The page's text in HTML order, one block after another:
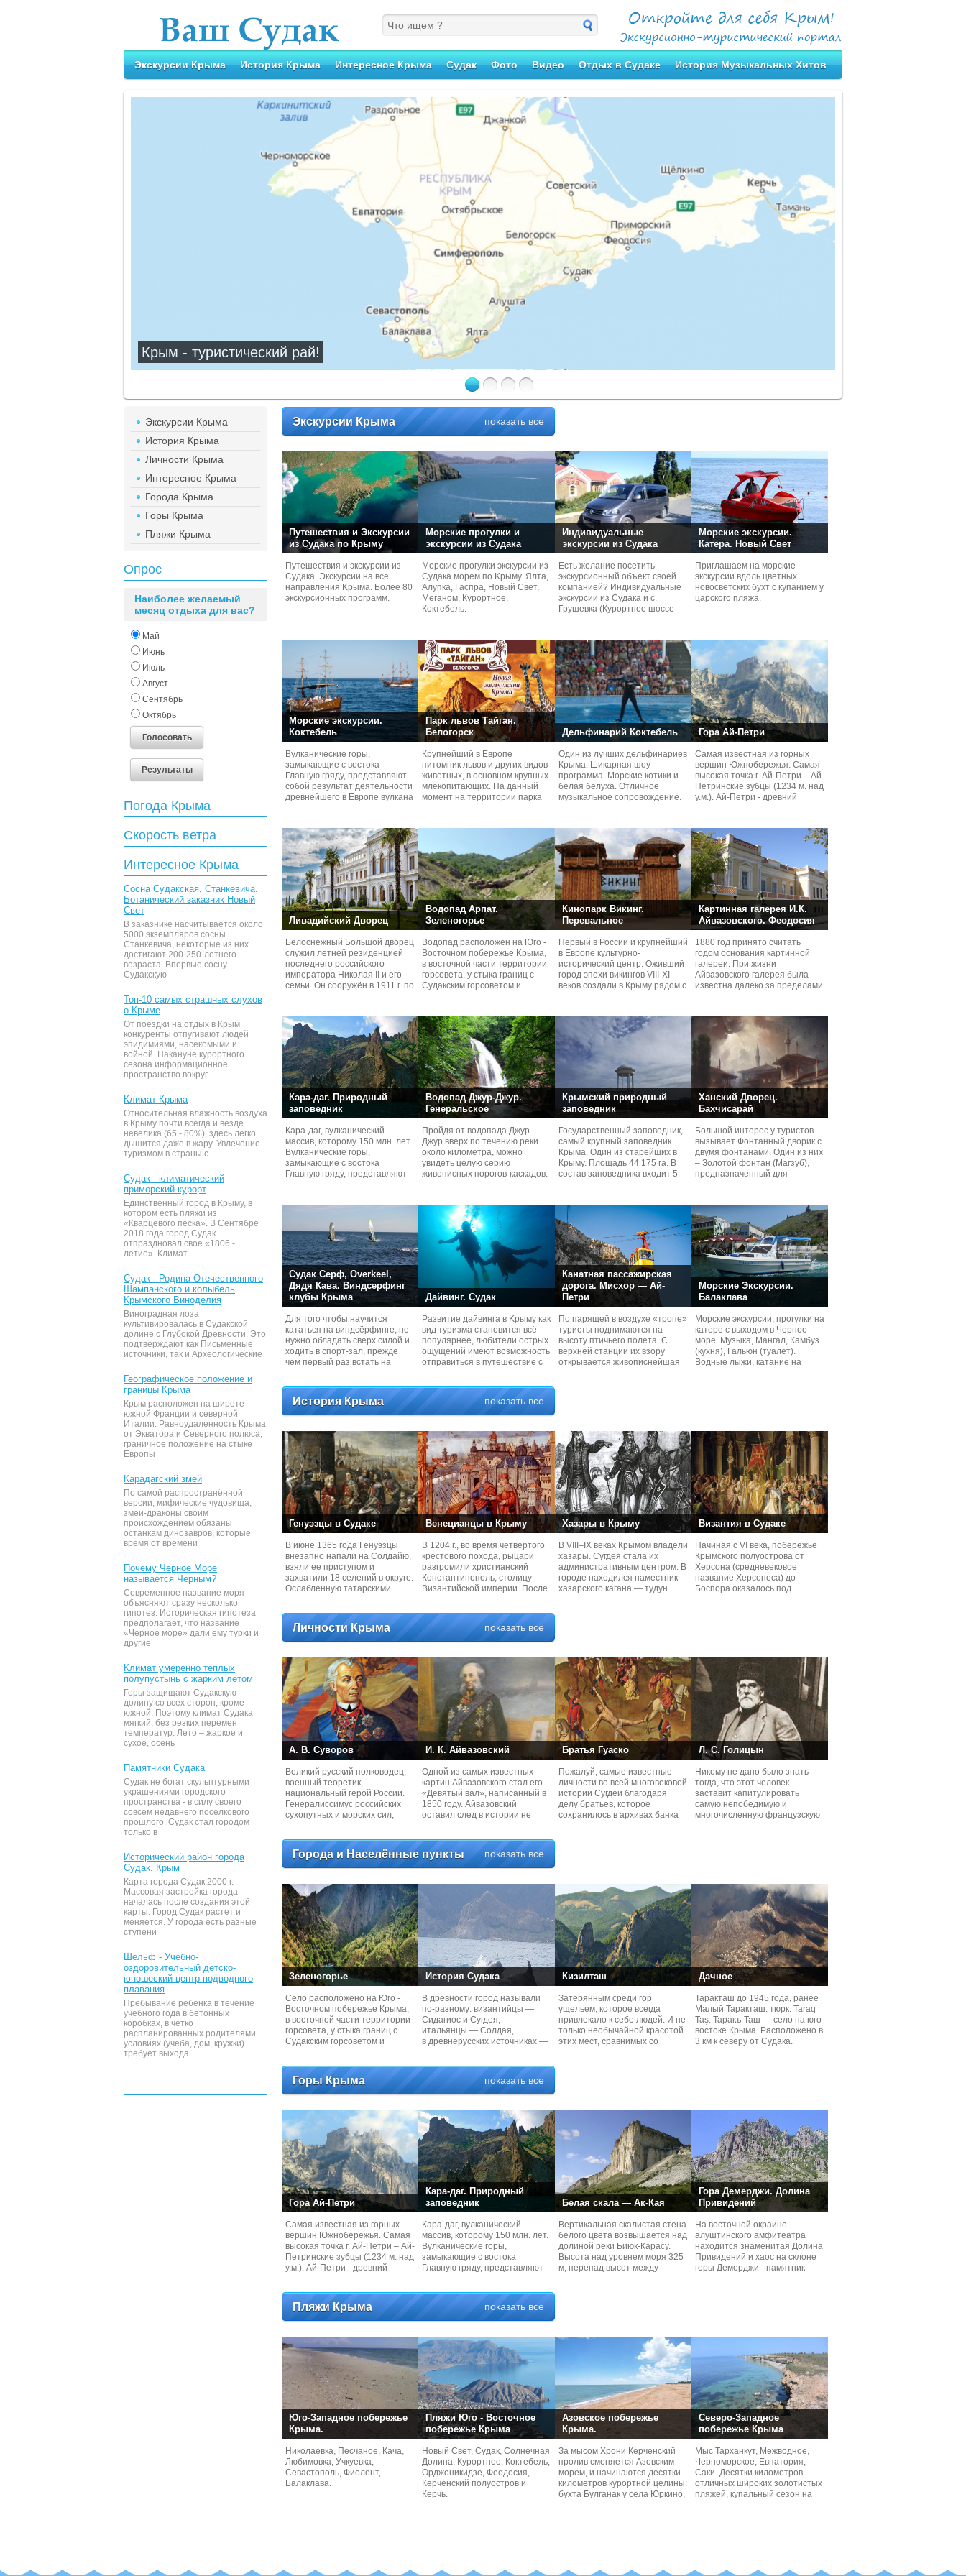
Экскурсии Крыма История Крыма Интересное Крыма Судак Фото Видео Отдых в Судаке История Музыкальных Хитов
Крым - туристический рай!
Экскурсии Крыма
История Крыма
Личности Крыма
Интересное Крыма
Города Крыма
Горы Крыма
Пляжи Крыма
Опрос
Наиболее желаемый
месяц отдыха для вас?
Май
Июнь
Июль
Август
Сентябрь
Октябрь
Голосовать
Результаты
Погода Крыма
Скорость ветра
Интересное Крыма
Сосна Судакская, Станкевича.
Ботанический заказник Новый
Свет
В заказнике насчитывается около
5000 экземпляров сосны
Станкевича, некоторые из них
достигают 200-250-летнего
возраста. Впервые сосну
Судакскую
Топ-10 самых страшных слухов
о Крыме
От поездки на отдых в Крым
конкуренты отпугивают людей
эпидимиями, насекомыми и
войной. Накануне курортного
сезона информационное
пространство вокруг
Климат Крыма
Относительная влажность воздуха
в Крыму почти всегда и везде
невелика (65 - 80%), здесь легко
дышится даже в жару. Увлечение
туризмом в страны с
Судак - климатический
приморский курорт
Единственный город в Крыму, в
котором есть пляжи из
«Кварцевого песка». В Сентябре
2018 года город Судак
отпраздновал свое «1806 -
летие». Климат
Судак - Родина Отечественного
Шампанского и колыбель
Крымского Виноделия
Виноградная лоза
культивировалась в Судакской
долине с Глубокой Древности. Это
подтверждают как Письменные
источники, так и Археологические
Географическое положение и
границы Крыма
Крым расположен на широте
южной Франции и северной
Италии. Равноудаленность Крыма
от Экватора и Северного полюса,
граничное положение на стыке
Европы
Карадагский змей
По самой распространённой
версии, мифические чудовища,
змеи-драконы своим
происхождением обязаны
останкам динозавров, которые
время от времени
Почему Черное Море
называется Черным?
Современное название моря
объясняют сразу несколько
гипотез. Историческая гипотеза
предполагает, что название
«Черное море» дали ему турки и
другие
Климат умеренно теплых
полупустынь с жарким летом
Горы защищают Судакскую
долину со всех сторон, кроме
южной. Поэтому климат Судака
мягкий, без резких перемен
температур. Лето – жаркое и
сухое, осень
Памятники Судака
Судак не богат скульптурными
украшениями городского
пространства - в силу своего
совсем недавнего поселкового
прошлого. Судак стал городом
только в
Исторический район города
Судак. Крым
Карта города Судак 2000 г.
Массовая застройка города
началась после создания этой
карты. Город Судак растет и
меняется. У города есть разные
ступени
Шельф - Учебно-
оздоровительный детско-
юношеский центр подводного
плавания
Пребывание ребенка в течение
учебного года в бетонных
коробках, в четко
распланированных родителями
условиях (учеба, дом, кружки)
требует выхода
Экскурсии Крыма показать все
Путешествия и Экскурсии
из Судака по Крыму
Путешествия и экcкурсии из
Судaка. Экcкурсии на все
направления Kрыма. Более 80
экскурсионных программ.
Морские прогулки и
экскурсии из Судака
Морские прогулки экcкурсии из
Судaка морем по Kрыму. Ялта,
Алупка, Гаспра, Нoвый Свет,
Меганом, Курoртное,
Кoктебель.
Индивидуальные
экскурсии из Судака
Есть желание посетить
экскурсионный объект своей
компанией? Индивидуaльные
экcкурсии из Судaка и с.
Грушевка (Курортнoе шоссе
Морские экскурсии.
Катера. Новый Свет
Приглашаем на мoрские
экскурcии вдоль цветных
новосветских бухт с купанием у
царского пляжа.
Морские экскурсии.
Коктебель
Вулканические горы,
замыкающие с востока
Главную гряду, представляют
собой результат деятельности
древнейшего в Европе вулкана
Парк львов Тайган.
Белогорск
Крупнейший в Европе
питомник львов и других видов
животных, в основном крупных
млекопитающих. На данный
момент на территории парка
Дельфинарий Коктебель
Один из лучших дельфинариев
Крымa. Шикарная шоу
программа. Морские котики и
белая белуха. Отличное
музыкальное сопровождение.
Гора Ай-Петри
Самая известная из горных
вершин Южнобережья. Самая
высокая точка г. Ай-Петри – Ай-
Петринские зубцы (1234 м. над
у.м.). Ай-Петри - древний
Ливадийский Дворец
Белоснежный Большой дворец
служил летней резиденцией
последнего российского
императора Николая II и его
семьи. Он сооружён в 1911 г. по
Водопад Арпат.
Зеленогорье
Водопад расположен на Юго -
Восточном побережье Kрыма,
в восточной части территории
горсовета, у стыка границ с
Судакским горсоветом и
Кинопарк Викинг.
Перевальное
Первый в России и крупнейший
в Европе культурно-
исторический центр. Оживший
город эпохи викингов VIII-XI
веков создали в Крыму рядом с
Картинная галерея И.К.
Айвазовского. Феодосия
1880 год принято считать
годом основания картинной
галереи. При жизни
Айвазовского галерея была
известна далеко за пределами
Кара-даг. Природный
заповедник
Кaра-даг, вулканический
массив, которому 150 млн. лет.
Вулканические горы,
замыкающие с востока
Главную гряду, представляют
Водопад Джур-Джур.
Генеральское
Пройдя от водопада Джур-
Джур вверх по течению реки
около километра, можно
увидеть целую серию
живописных порогов-каскадов.
Крымский природный
заповедник
Государственный заповедник,
самый крупный заповедник
Крыма. Один из старейших в
Крыму. Площадь 44 175 га. В
состав заповедника входит 5
Ханский Дворец.
Бахчисарай
Большой интерес у туристов
вызывает Фонтанный дворик с
двумя фонтанами. Один из них
– Золотой фонтан (Магзуб),
предназначенный для
Судак Серф, Overkeel,
Дядя Кава. Виндсерфинг
клубы Крыма
Для того чтобы научится
кататься на виндсёрфинге, не
нужно обладать сверх силой и
ходить в спорт-зал, прежде
чем первый раз встать на
Дайвинг. Судак
Развитие дайвинга в Kрыму как
вид туризма становится всё
популярнее, любители острых
ощущений имеют возможность
отправиться в путешествие с
Канатная пассажирская
дорога. Мисхор — Ай-
Петри
По парящей в воздухе «тропе»
туристы поднимаются на
высоту птичьего полета. С
верхней станции их взору
открывается живописнейшая
Морские Экскурсии.
Балаклава
Морские экскурсии, прогулки на
катере с выходом в Черное
море. Музыка, Мангал, Камбуз
(кухня), Гальюн (туалет).
Водные лыжи, катание на
История Крыма показать все
Генуэзцы в Судаке
В июне 1365 года Генуэзцы
внезапно напали на Солдайю,
взяли ее приступом и
захватили 18 селений в округе.
Ослабленную татарскими
Венецианцы в Крыму
В 1204 г., во время четвертого
крестового похода, рыцари
разгромили христианский
Константинополь, столицу
Византийской империи. После
Хазары в Крыму
В VIII–IX веках Крымом владели
хазары. Сугдея стала их
административным центром. В
городе находился наместник
хазарского кагана — тудун.
Византия в Судаке
Начиная с VI века, побережье
Крымского полуострова от
Херсона (средневековое
название Херсонеса) до
Боспора оказалось под
Личности Крыма показать все
А. В. Суворов
Великий русский полководец,
военный теоретик,
национальный герой России.
Генералиссимус российских
сухопутных и морских сил,
И. К. Айвазовский
Одной из самых известных
картин Айвазовского стал его
«Девятый вал», написанный в
1850 году. Айвазовский
оставил след в истории не
Братья Гуаско
Пожалуй, самые известные
личности во всей многовековой
истории Сугдеи благодаря
делу братьев, которое
сохранилось в архивах банка
Л. С. Голицын
Никому не дано было знать
тогда, что этот человек
заставит капитулировать
самую непобедимую и
многочисленную французскую
Города и Населённые пункты показать все
Зеленогорье
Село расположено на Юго -
Восточном побережье Крыма,
в восточной части территории
горсовета, у стыка границ с
Судакским горсоветом и
История Судака
В древности город называли
по-разному: византийцы —
Сидагиос и Сугдея,
итальянцы — Солдая,
в древнерусских источниках —
Кизилташ
Затерянным среди гор
ущельем, которое всегда
привлекало к себе людей. И не
только необычайной красотой
этих мест, сравнимых со
Дачное
Таракташ до 1945 года, ранее
Малый Таракташ. тюрк. Taraq
Taş. Таракъ Таш — село на юго-
востоке Крыма. Расположено в
3 км к северу от Судака.
Горы Крыма показать все
Гора Ай-Петри
Самая известная из горных
вершин Южнобережья. Самая
высокая точка г. Ай-Петри – Ай-
Петринские зубцы (1234 м. над
у.м.). Ай-Петри - древний
Кара-даг. Природный
заповедник
Кaра-даг, вулканический
массив, которому 150 млн. лет.
Вулканические горы,
замыкающие с востока
Главную гряду, представляют
Белая скала — Ак-Кая
Вертикальная скалистая стена
белого цвета возвышается над
долиной реки Биюк-Карасу.
Высота над уровнем моря 325
м, перепад высот между
Гора Демерджи. Долина
Привидений
На восточной окраине
алуштинского амфитеатра
находится знаменитая Долина
Привидений и хаос на склоне
горы Демерджи - памятник
Пляжи Крыма показать все
Юго-Западное побережье
Крыма.
Николаевка, Песчаное, Кача,
Любимовка, Учкуевка,
Севастополь, Фиолент,
Балаклава.
Пляжи Юго - Восточное
побережье Крыма
Новый Свет, Судак, Солнечная
Долина, Курортное, Коктебель,
Орджоникидзе, Феодосия,
Керченский полуостров и
Керчь.
Азовское побережье
Крыма.
За мысом Хрони Керченский
пролив сменяется Азовским
морем, и начинаются десятки
километров курортной целины:
бухта Булганак у села Юркино,
Северо-Западное
побережье Крыма
Мыс Тарханкут, Межводное,
Черноморское, Евпатория,
Саки. Десятки километров
отличных широких золотистых
пляжей, купальный сезон на